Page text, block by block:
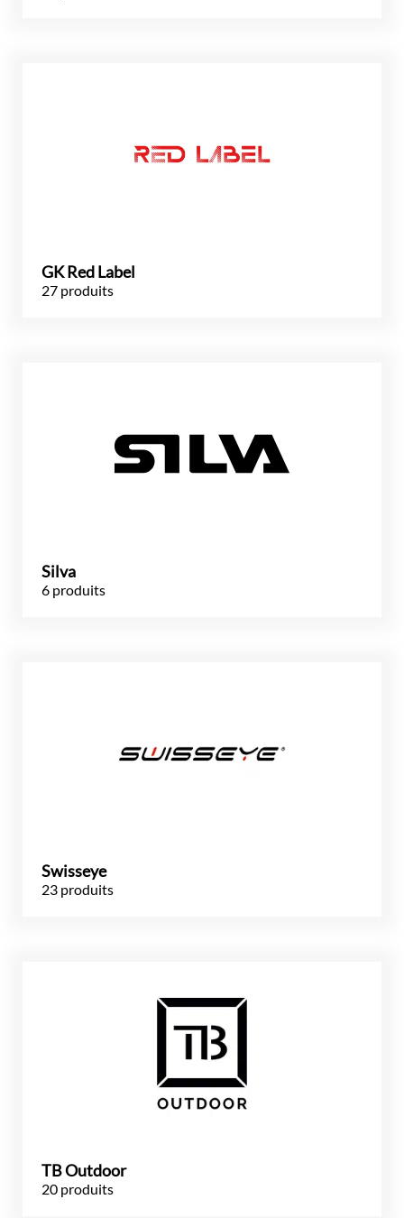
GK Red Label
27 produits
Silva
6 produits
Swisseye
23 produits
TB Outdoor
20 produits